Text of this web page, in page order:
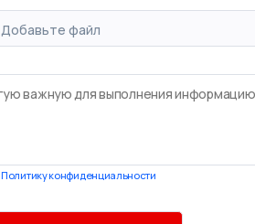
Добавьте файл
Политику конфиденциальности